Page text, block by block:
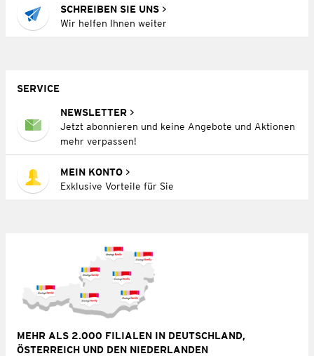
SCHREIBEN SIE UNS
Wir helfen Ihnen weiter
SERVICE
NEWSLETTER
Jetzt abonnieren und keine Angebote und Aktionen
mehr verpassen!
MEIN KONTO
Exklusive Vorteile für Sie
MEHR ALS 2.000 FILIALEN IN DEUTSCHLAND,
ÖSTERREICH UND DEN NIEDERLANDEN